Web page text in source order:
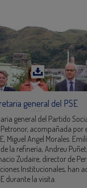
general del PSE
general del Partido
acompañada por
Miguel Angel Morales.
la refinería, Andreu
Zudaire, director de
Institucionales, han
durante la visita.